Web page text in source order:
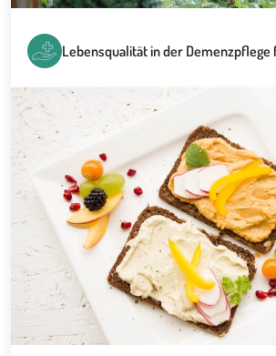
Lebensqualität in der